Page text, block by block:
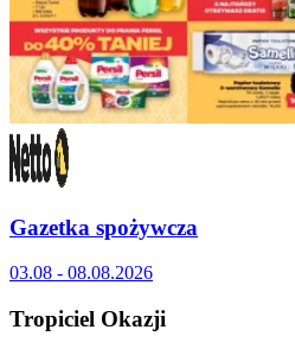
Gazetka spożywcza
03.08 - 08.08.2026
Tropiciel Okazji